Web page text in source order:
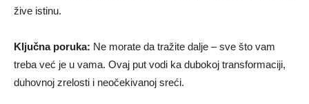
žive istinu.
Ključna poruka: Ne morate da tražite dalje – sve što vam
treba već je u vama. Ovaj put vodi ka dubokoj transformaciji,
duhovnoj zrelosti i neočekivanoj sreći.